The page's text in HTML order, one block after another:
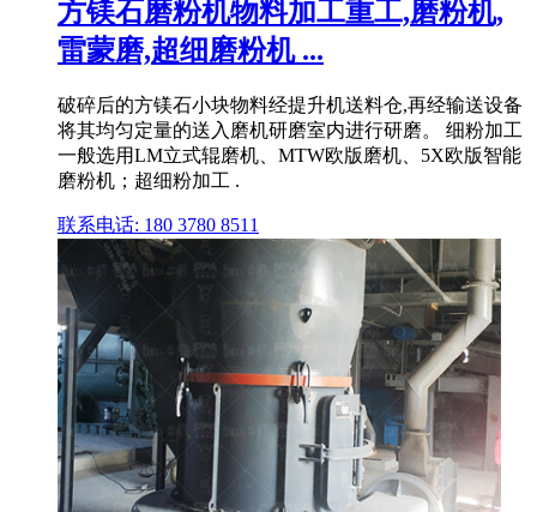
方镁石磨粉机物料加工重工,磨粉机,
雷蒙磨,超细磨粉机 ...
破碎后的方镁石小块物料经提升机送料仓,再经输送设备
将其均匀定量的送入磨机研磨室内进行研磨。 细粉加工
一般选用LM立式辊磨机、MTW欧版磨机、5X欧版智能
磨粉机；超细粉加工 .
联系电话: 180 3780 8511